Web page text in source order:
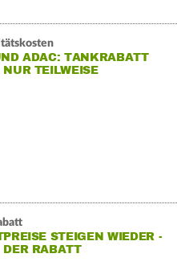
ADAC: TANKRABATT
NUR TEILWEISE
STEIGEN WIEDER -
DER RABATT